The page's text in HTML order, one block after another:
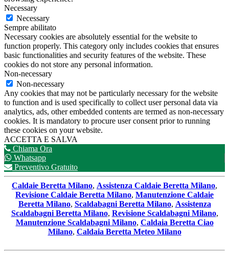
Necessary
Necessary
Sempre abilitato
Necessary cookies are absolutely essential for the website to
function properly. This category only includes cookies that ensures
basic functionalities and security features of the website. These
cookies do not store any personal information.
Non-necessary
Non-necessary
Any cookies that may not be particularly necessary for the website
to function and is used specifically to collect user personal data via
analytics, ads, other embedded contents are termed as non-necessary
cookies. It is mandatory to procure user consent prior to running
these cookies on your website.
ACCETTA E SALVA
Chiama Ora
Whatsapp
Preventivo Gratuito
Caldaie Beretta Milano, Assistenza Caldaie Beretta Milano,
Revisione Caldaie Beretta Milano, Manutenzione Caldaie
Beretta Milano, Scaldabagni Beretta Milano, Assistenza
Scaldabagni Beretta Milano, Revisione Scaldabagni Milano,
Manutenzione Scaldabagni Milano, Caldaia Beretta Ciao
Milano, Caldaia Beretta Meteo Milano